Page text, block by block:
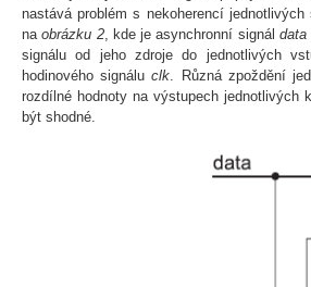
nastává problém s nekoherencí
naobrázku 2, kde je asynchronní signál data
signálu od jeho zdroje do jednotlivých
hodinového signáluclk . Různá zpoždění
rozdílné hodnoty na výstupech jednotlivých
být shodné.